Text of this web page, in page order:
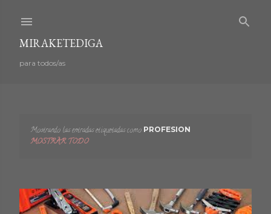
MIRAKETEDIGA
para todos/as
E
t
Mostrando las entradas etiquetadas como PROFESION
MOSTRAR TODO